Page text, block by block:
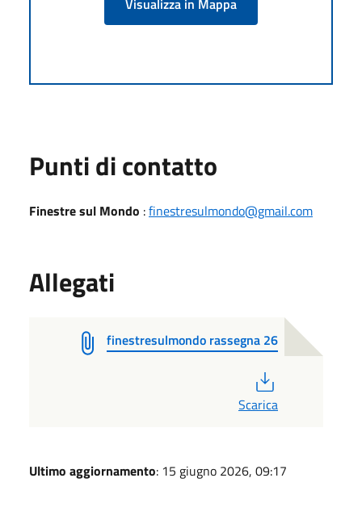
Punti di contatto
Finestre sul Mondo :finestresulmondo@gmail.com
Allegati
finestresulmondo rassegna 26
Scarica
Ultimo aggiornamento: 15 giugno 2026, 09:17